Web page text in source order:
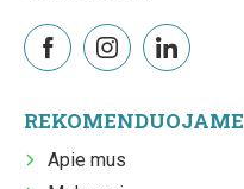
REKOMENDUOJAME
Apie mus